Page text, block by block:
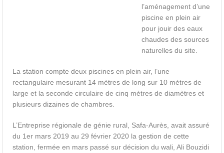
l’aménagement d’une
piscine en plein air
pour jouir des eaux
chaudes des sources
naturelles du site.
La station compte deux piscines en plein air, l’une
rectangulaire mesurant 14 mètres de long sur 10 mètres de
large et la seconde circulaire de cinq mètres de diamètres et
plusieurs dizaines de chambres.
L’Entreprise régionale de génie rural, Safa-Aurès, avait assuré
du 1er mars 2019 au 29 février 2020 la gestion de cette
station, fermée en mars passé sur décision du wali, Ali Bouzidi